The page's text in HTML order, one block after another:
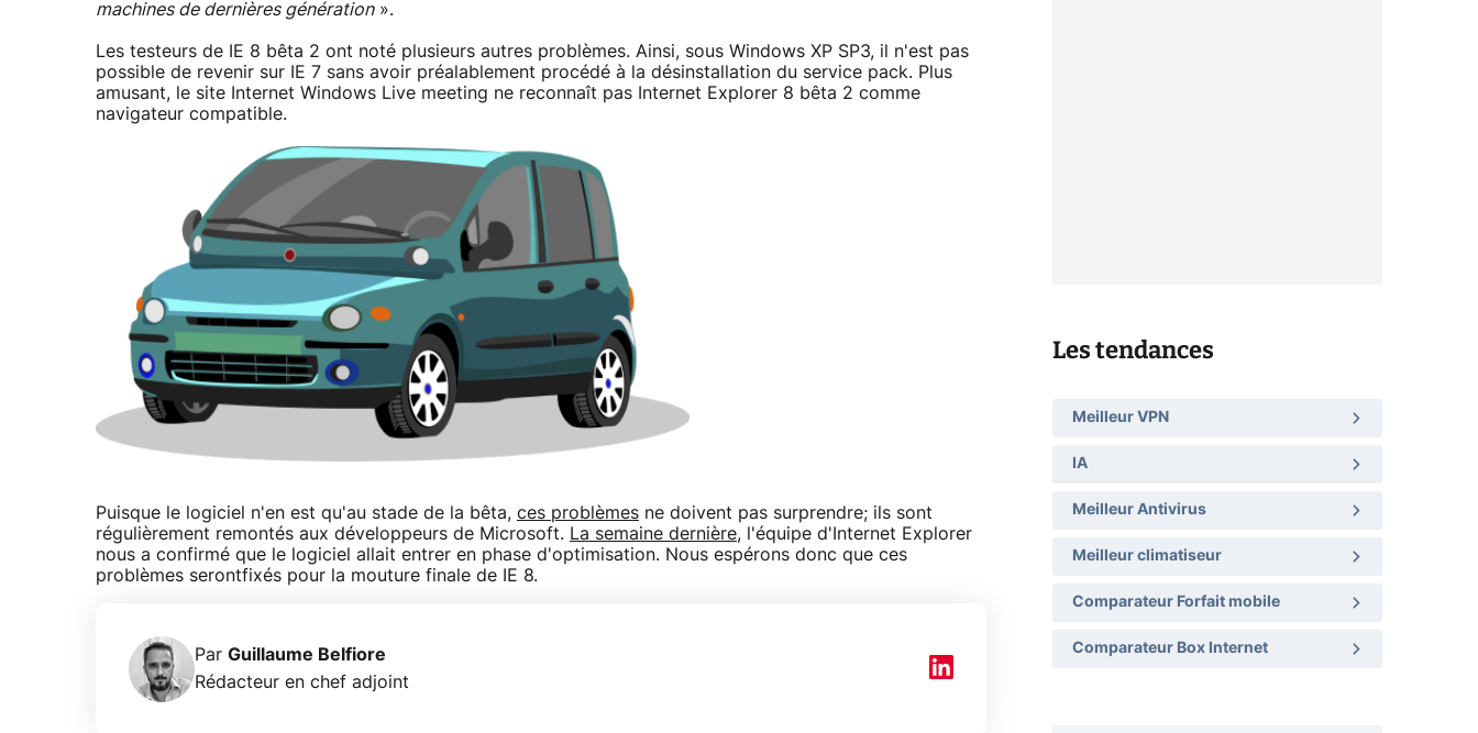
machines de dernières génération».
Les testeurs de IE 8 bêta 2 ont noté plusieurs autres problèmes. Ainsi, sous Windows XP SP3, il n'est pas
possible de revenir sur IE 7 sans avoir préalablement procédé à la désinstallation du service pack. Plus
amusant, le site Internet Windows Live meeting ne reconnaît pas Internet Explorer 8 bêta 2 comme
navigateur compatible.
Puisque le logiciel n'en est qu'au stade de la bêta, ces problèmes ne doivent pas surprendre; ils sont
régulièrement remontés aux développeurs de Microsoft. La semaine dernière, l'équipe d'Internet Explorer
nous a confirmé que le logiciel allait entrer en phase d'optimisation. Nous espérons donc que ces
problèmes serontfixés pour la mouture finale de IE 8.
Par Guillaume Belfiore
Rédacteur en chef adjoint
Les tendances
Meilleur VPN
IA
Meilleur Antivirus
Meilleur climatiseur
Comparateur Forfait mobile
Comparateur Box Internet